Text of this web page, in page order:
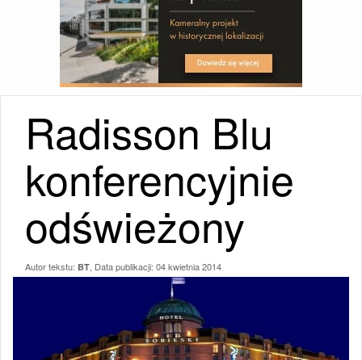
Radisson Blu
konferencyjnie
odświeżony
Autor tekstu: BT , Data publikacji: 04 kwietnia 2014